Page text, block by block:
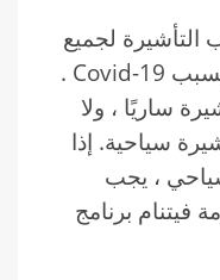
التأشيرة لجميع
الجنسيات من مارس 2020 بسبب Covid-19 .
ساريًا ، ولا
سياحية. إذا
، يجب
فيتنام برنامج